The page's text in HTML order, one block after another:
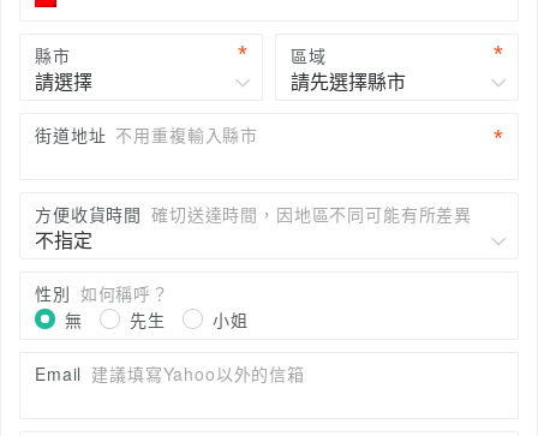
縣市 區域
街道地址 不用重複輸入縣市
方便收貨時間 確切送達時間，因地區不同可能有所差異
性別 如何稱呼？
無
先生 小姐
Email 建議填寫Yahoo以外的信箱